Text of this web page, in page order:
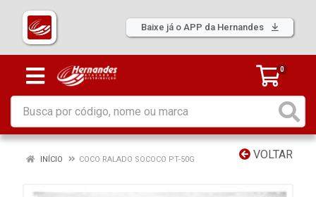
Baixe já o APP da Hernandes
0
VOLTAR
INÍCIO COCO RALADO SOCOCO PT-50G